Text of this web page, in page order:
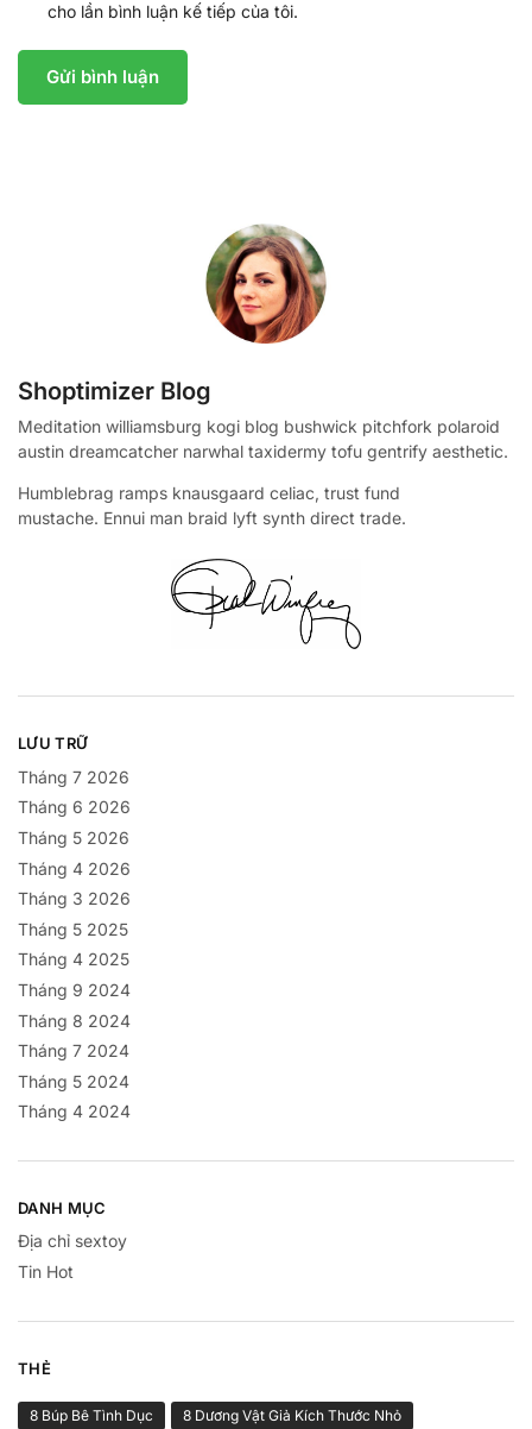
cho lần bình luận kế tiếp của tôi.
Shoptimizer Blog
Meditation williamsburg kogi blog bushwick pitchfork polaroid
austin dreamcatcher narwhal taxidermy tofu gentrify aesthetic.
Humblebrag ramps knausgaard celiac, trust fund
mustache. Ennui man braid lyft synth direct trade.
LƯU TRỮ
Tháng 7 2026
Tháng 6 2026
Tháng 5 2026
Tháng 4 2026
Tháng 3 2026
Tháng 5 2025
Tháng 4 2025
Tháng 9 2024
Tháng 8 2024
Tháng 7 2024
Tháng 5 2024
Tháng 4 2024
DANH MỤC
Địa chỉ sextoy
Tin Hot
THẺ
8 Búp Bê Tình Dục
8 Dương Vật Giả Kích Thước Nhỏ